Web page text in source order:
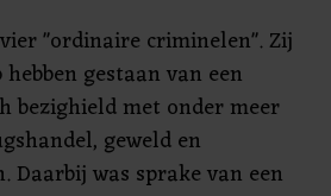
"ordinaire criminelen". Zij
gestaan van een
bezighield met onder meer
geweld en
Daarbij was sprake van een